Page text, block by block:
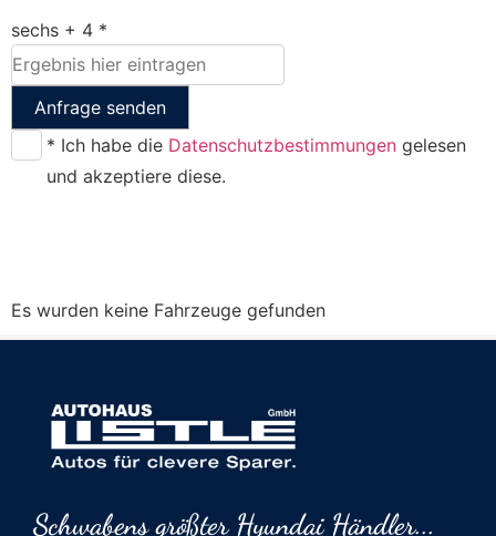
sechs + 4 *
Anfrage senden
* Ich habe die Datenschutzbestimmungen gelesen
und akzeptiere diese.
Es wurden keine Fahrzeuge gefunden
Schwabens größter Hyundai Händler...